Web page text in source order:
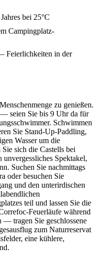
bei 25°C
Campingplatz-
Feierlichkeiten in der
zu genießen.
seien Sie bis 9 Uhr da für
Schwimmen
Sie Stand-Up-Paddling,
Wasser um die
sich die Castells bei
Spektakel,
Suchen Sie nachmittags
oder besuchen Sie
und den unterirdischen
teil und lassen Sie die
Feuerläufe während
— tragen Sie geschlossene
zum Naturreservat
eine kühlere,